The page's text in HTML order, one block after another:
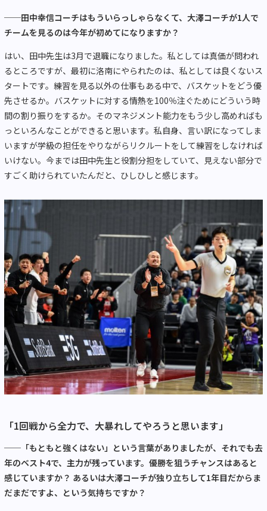
──田中幸信コーチはもういらっしゃらなくて、大澤コーチが1人で
チームを見るのは今年が初めてになりますか？
はい、田中先生は3月で退職になりました。私としては真価が問われ
るところですが、最初に洛南にやられたのは、私としては良くないス
タートです。練習を見る以外の仕事もある中で、バスケットをどう優
先させるか。バスケットに対する情熱を100％注ぐためにどういう時
間の割り振りをするか。そのマネジメント能力をもう少し高めればも
っといろんなことができると思います。私自身、言い訳になってしま
いますが学級の担任をやりながらリクルートをして練習をしなければ
いけない。今までは田中先生と役割分担をしていて、見えない部分で
すごく助けられていたんだと、ひしひしと感じます。
「1回戦から全力で、大暴れしてやろうと思います」
──「もともと強くはない」という言葉がありましたが、それでも去
年のベスト4で、主力が残っています。優勝を狙うチャンスはあると
感じていますか？ あるいは大澤コーチが独り立ちして1年目だからま
だまだですよ、という気持ちですか？